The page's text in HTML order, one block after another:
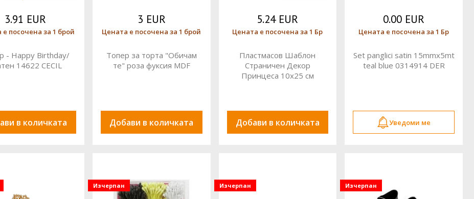
3.91 EUR
е посочена за 1 брой
- Happy Birthday/
14622 CECIL
в количката
3 EUR
Цената е посочена за 1 брой
Топер за торта "Обичам
те" роза фуксия MDF
Добави в количката
5.24 EUR
Цената е посочена за 1 Бр
Пластмасов Шаблон
Страничен Декор
Принцеса 10x25 см
Добави в количката
0.00 EUR
Цената е посочена за 1 Бр
Set panglici satin 15mmx5mt
teal blue 0314914 DER
Уведоми ме
Изчерпан Изчерпан Изчерпан